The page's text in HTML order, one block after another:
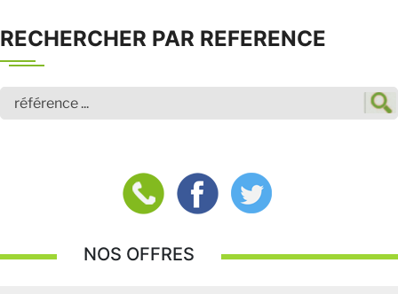
NOS OFFRES
RECHERCHER PAR REFERENCE